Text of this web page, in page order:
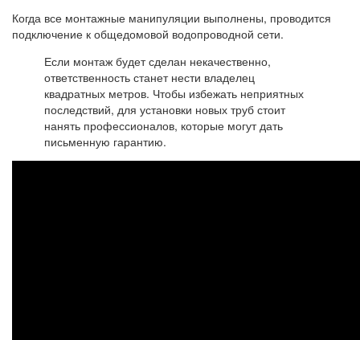
Когда все монтажные манипуляции выполнены, проводится
подключение к общедомовой водопроводной сети.
Если монтаж будет сделан некачественно,
ответственность станет нести владелец
квадратных метров. Чтобы избежать неприятных
последствий, для установки новых труб стоит
нанять профессионалов, которые могут дать
письменную гарантию.